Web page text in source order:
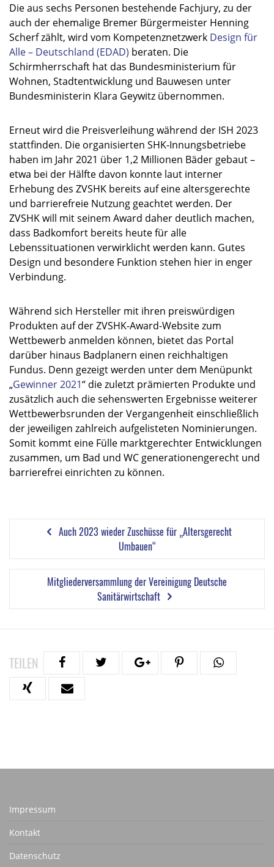
Die aus sechs Personen bestehende Fachjury, zu der
auch der ehemalige Bremer Bürgermeister Henning
Scherf zählt, wird vom Kompetenznetzwerk Design für
Alle – Deutschland (EDAD) beraten. Die
Schirmherrschaft hat das Bundesministerium für
Wohnen, Stadtentwicklung und Bauwesen unter
Bundesministerin Klara Geywitz übernommen.
Erneut wird die Preisverleihung während der ISH 2023
stattfinden. Die organisierten SHK-Innungsbetriebe
haben im Jahr 2021 über 1,2 Millionen Bäder gebaut –
etwa bei der Hälfte davon konnte laut interner
Erhebung des ZVSHK bereits auf eine altersgerechte
und barrierefreie Nutzung geachtet werden. Der
ZVSHK will mit seinem Award daher deutlich machen,
dass Badkomfort bereits heute für alle
Lebenssituationen verwirklicht werden kann. Gutes
Design und besondere Funktion stehen hier in enger
Verbindung.
Während sich Hersteller mit ihren preiswürdigen
Produkten aufder ZVSHK-Award-Websitezum
Wettbewerb anmelden können, bietet das Portal
darüber hinaus Badplanern einen reichhaltigen
Fundus. Denn gezeigt werden unter dem Menüpunkt
„Gewinner 2021“ die zuletzt prämierten Produkte und
zusätzlich auch die sehenswerten Ergebnisse weiterer
Wettbewerbsrunden der Vergangenheit einschließlich
der jeweiligen zahlreich aufgelisteten Nominierungen.
Somit kommt eine Fülle marktgerechter Entwicklungen
zusammen, um Bad und WC generationengerecht und
barrierefrei einrichten zu können.
Auch 2023 wieder Zuschüsse für „Altersgerecht
Umbauen“
Mitgliederversammlung der Vereinigung Deutsche
Sanitärwirtschaft
TEILEN
Impressum
Kontakt
Datenschutz